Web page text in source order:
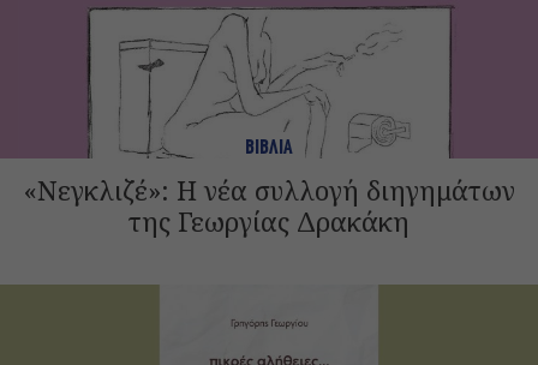
ΒΙΒΛΙΑ
«Νεγκλιζέ»: Η νέα συλλογή διηγημάτων
της Γεωργίας Δρακάκη